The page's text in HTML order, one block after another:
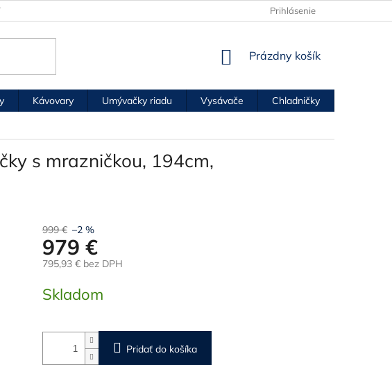
Prihlásenie
NÁKUPNÝ
Prázdny košík
Kávovary Umývačky riadu Vysávače Chladničky
s mrazničkou, 194cm,
999 € –2 %
979 €
795,93 € bez DPH
cena:
Skladom
Pridať do košíka